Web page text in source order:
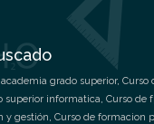
grado superior, Curso
superior informatica, Curso de
y gestión, Curso de formacion